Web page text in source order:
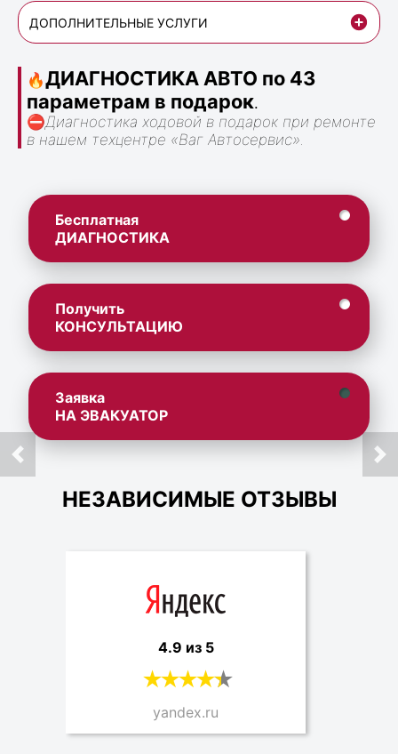
ДОПОЛНИТЕЛЬНЫЕ УСЛУГИ
🔥ДИАГНОСТИКА АВТО по 43
параметрам в подарок.
⛔Диагностика ходовой в подарок при ремонте
в нашем техцентре «Ваг Автосервис».
Бесплатная
ДИАГНОСТИКА
Получить
КОНСУЛЬТАЦИЮ
Заявка
НА ЭВАКУАТОР
НЕЗАВИСИМЫЕ ОТЗЫВЫ
4.9 из 5
yandex.ru